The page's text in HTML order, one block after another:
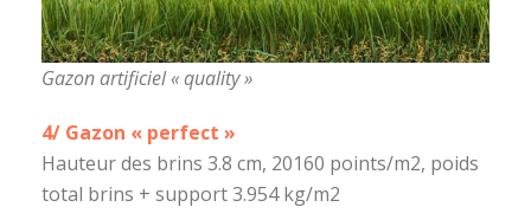
Gazon artificiel « quality »
4/ Gazon « perfect »
Hauteur des brins 3.8 cm, 20160 points/m2, poids
total brins + support 3.954 kg/m2